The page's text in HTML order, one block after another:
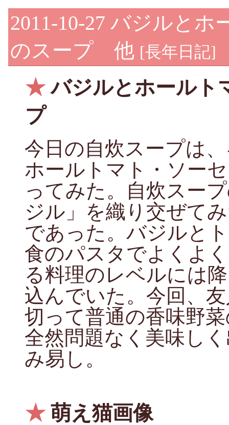
2011-10-27 バジルとホ
のスープ 他 [長年日記]
★バジルとホールト
プ
今日の自炊スープは
ホールトマト・ソー
ってみた。自炊スー
ジル」を織り交ぜて
であった。バジルと
食のパスタでよくよ
る料理のレベルには
込んでいた。今回、
切って普通の香味野
全然問題なく美味し
み易し。
★萌え猫画像